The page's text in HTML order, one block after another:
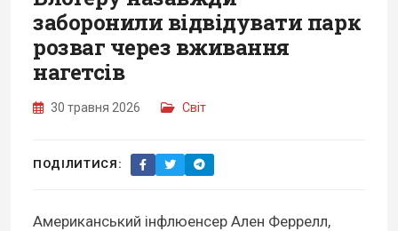
заборонили відвідувати парк
розваг через вживання
нагетсів
30 травня 2026 Світ
ПОДІЛИТИСЯ:
Американський інфлюенсер Ален Феррелл,